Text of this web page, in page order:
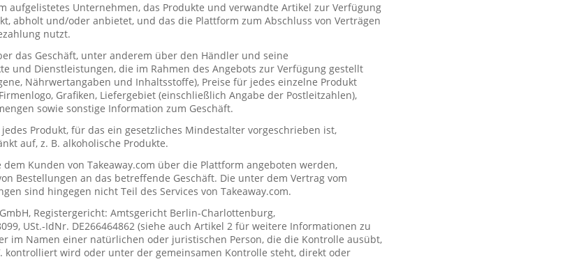
aufgelistetes Unternehmen, das Produkte und verwandte Artikel zur Verfügung
abholt und/oder anbietet, und das die Plattform zum Abschluss von Verträgen
nutzt.
das Geschäft, unter anderem über den Händler und seine
und Dienstleistungen, die im Rahmen des Angebots zur Verfügung gestellt
Nährwertangaben und Inhaltsstoffe), Preise für jedes einzelne Produkt
Grafiken, Liefergebiet (einschließlich Angabe der Postleitzahlen),
sowie sonstige Information zum Geschäft.
jedes Produkt, für das ein gesetzliches Mindestalter vorgeschrieben ist,
auf, z. B. alkoholische Produkte.
Kunden von Takeaway.com über die Plattform angeboten werden,
Bestellungen an das betreffende Geschäft. Die unter dem Vertrag vom
sind hingegen nicht Teil des Services von Takeaway.com.
Registergericht: Amtsgericht Berlin-Charlottenburg,
USt.-IdNr. DE266464862 (siehe auch Artikel 2 für weitere Informationen zu
im Namen einer natürlichen oder juristischen Person, die die Kontrolle ausübt,
kontrolliert wird oder unter der gemeinsamen Kontrolle steht, direkt oder